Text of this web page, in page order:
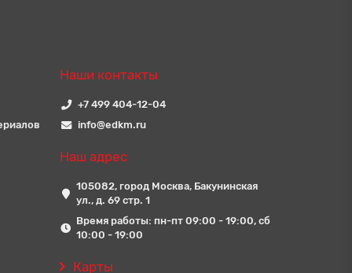
Наши контакты
+7 499 404-12-04
info@edkm.ru
Наш адрес
105082, город Москва, Бакунинская
ул., д. 69 стр. 1
Время работы: пн-пт 09:00 - 19:00, сб
10:00 - 19:00
Карты